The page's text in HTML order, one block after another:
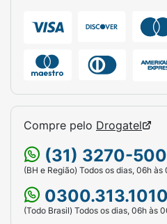
Compre pelo Drogatel
(31) 3270-
(BH e Região) Todos os dias, 06h às
0300.313.1010
(Todo Brasil) Todos os dias, 06h às